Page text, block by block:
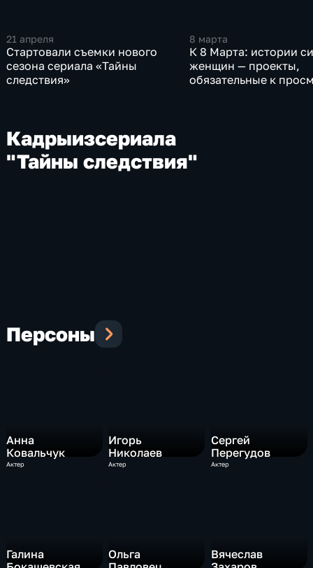
21 апреля
Стартовали съемки нового
сезона сериала «Тайны
следствия»
8 марта
К 8 Марта: истории
женщин — проекты,
обязательные к
Кадрыизсериала
"Тайны следствия"
Персоны
Анна
Ковальчук
Актер
Игорь
Николаев
Актер
Сергей
Перегудов
Актер
Галина
Ольга
Вячеслав